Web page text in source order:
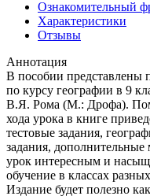
Ознакомительный
Характеристики
Отзывы
Аннотация
В пособии представлены
по курсу географии в 9
В.Я. Рома (М.: Дрофа).
хода урока в книге
тестовые задания,
задания,
урок интересным и
обучение в классах
Издание будет полезно